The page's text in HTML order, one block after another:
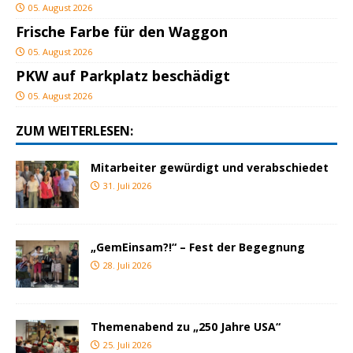
05. August 2026
Frische Farbe für den Waggon
05. August 2026
PKW auf Parkplatz beschädigt
05. August 2026
ZUM WEITERLESEN:
Mitarbeiter gewürdigt und verabschiedet
31. Juli 2026
„GemEinsam?!“ – Fest der Begegnung
28. Juli 2026
Themenabend zu „250 Jahre USA“
25. Juli 2026